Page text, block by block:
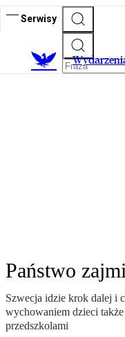
Serwisy
Państwo
Szwecja idzie krok dalej i
wychowaniem dzieci
przedszkolami